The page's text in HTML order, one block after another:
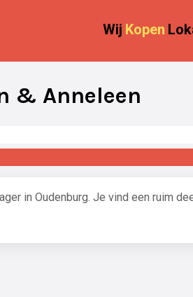
Wij Kopen
& Anneleen
in Oudenburg. Je vind een ruim